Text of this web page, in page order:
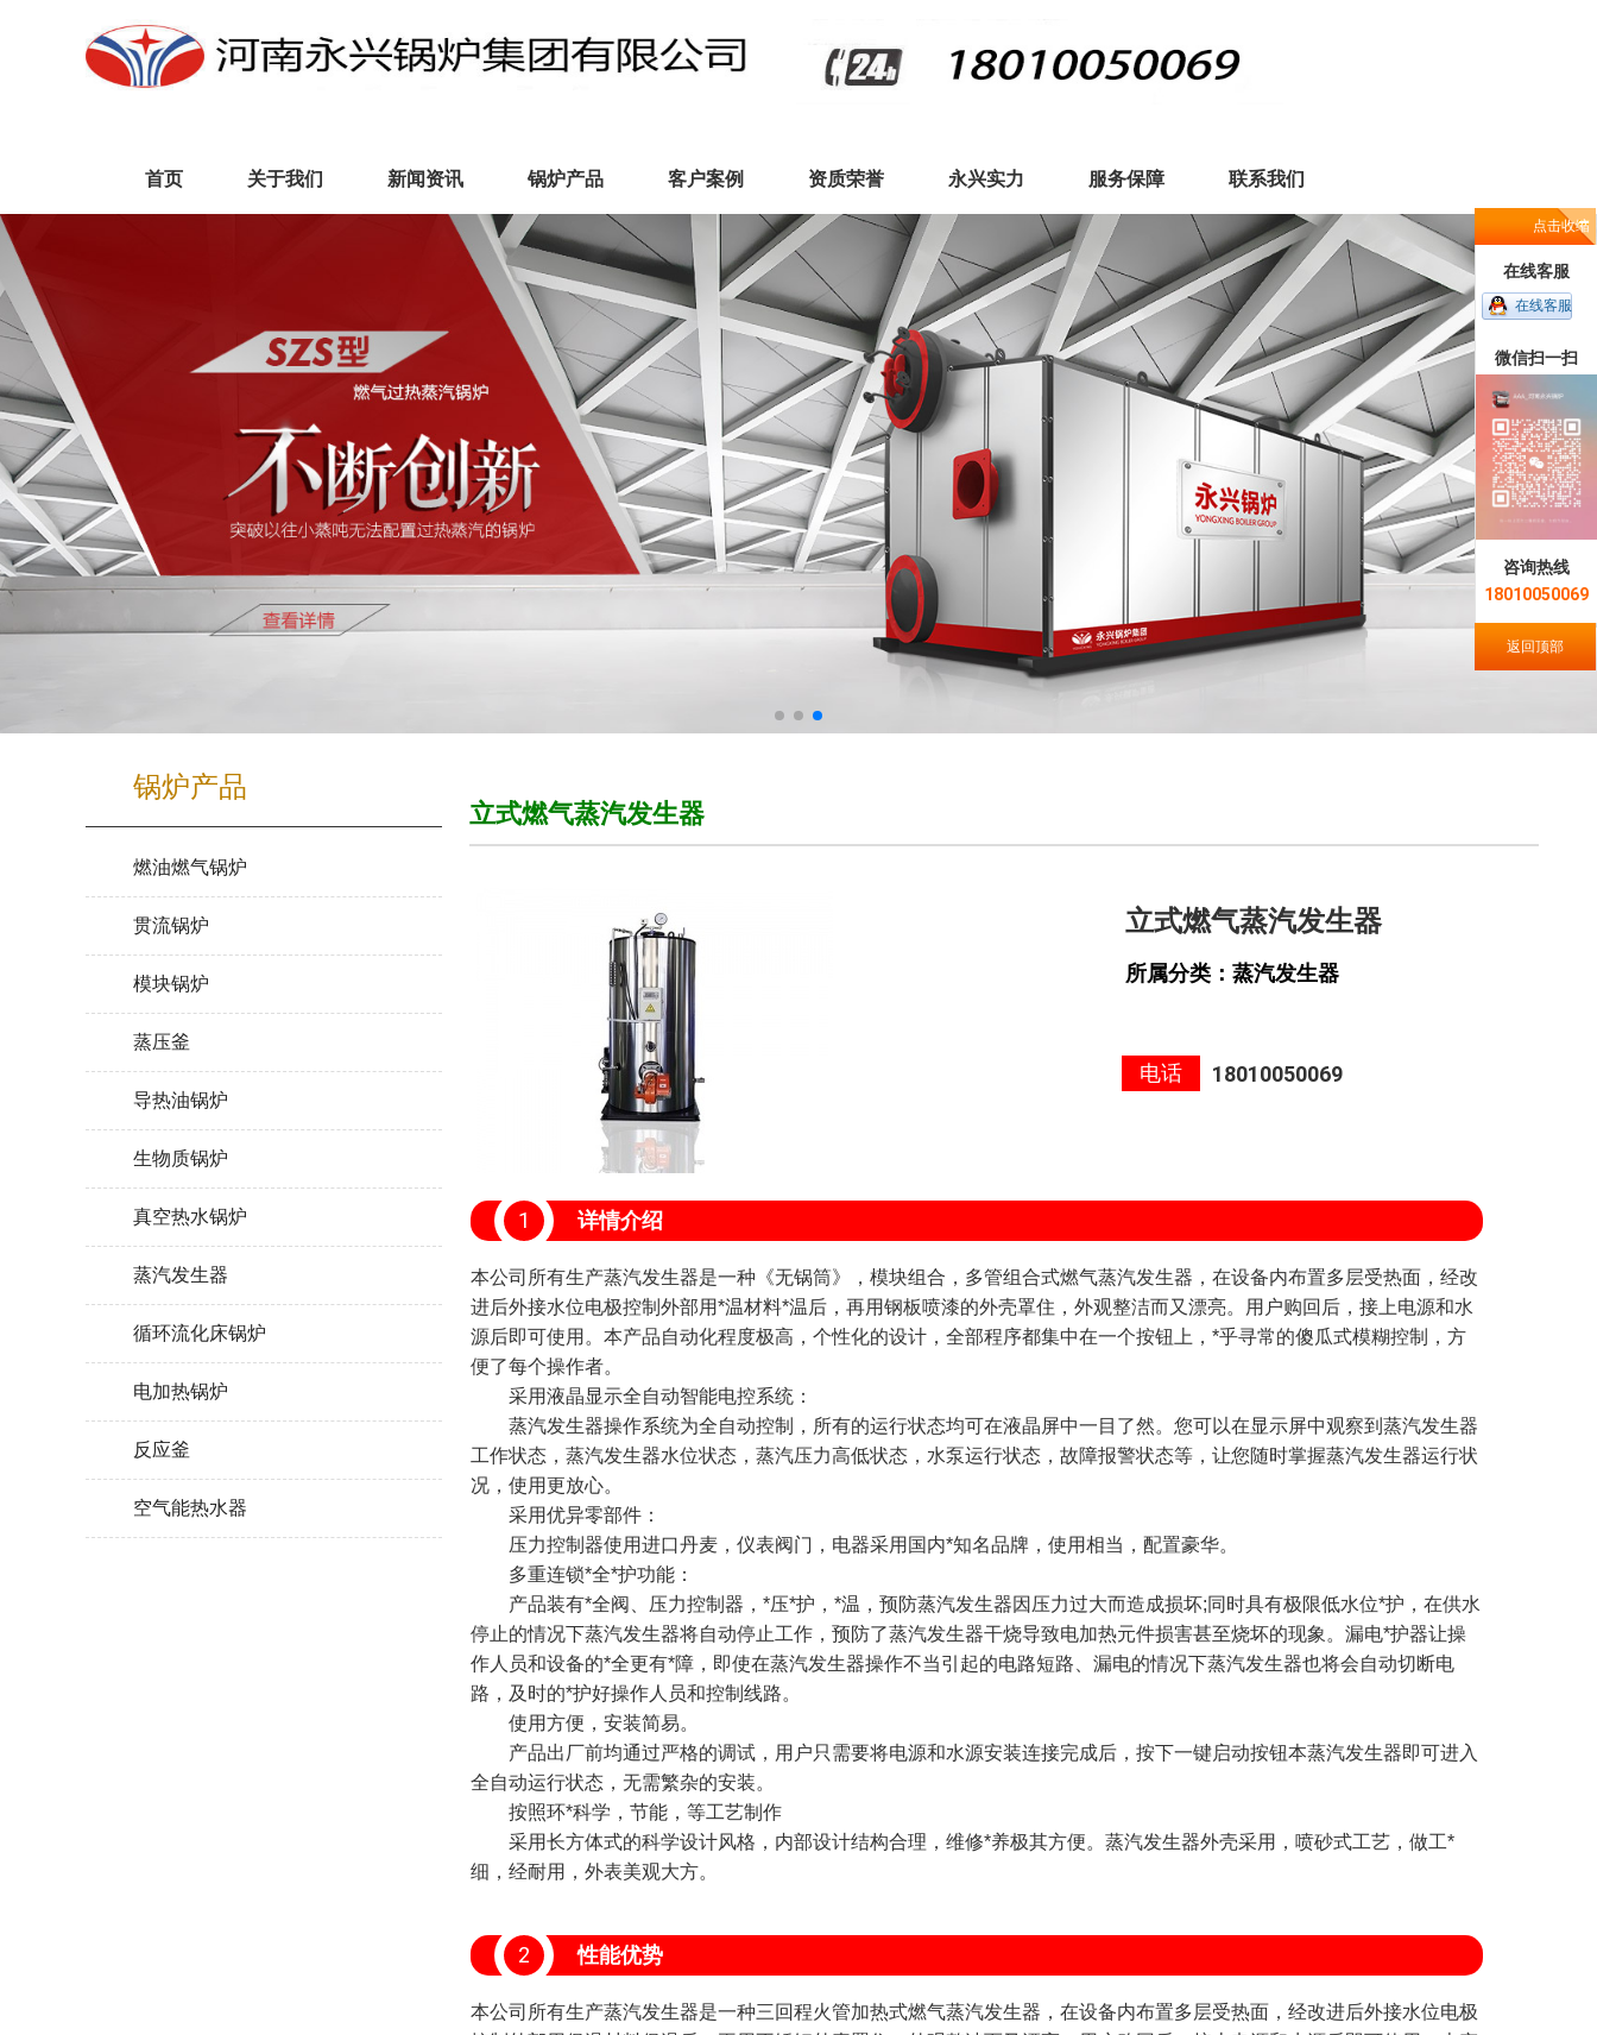
首页 关于我们 新闻资讯 锅炉产品 客户案例 资质荣誉 永兴实力 服务保障 联系我们
锅炉产品
燃油燃气锅炉
贯流锅炉
模块锅炉
蒸压釜
导热油锅炉
生物质锅炉
真空热水锅炉
蒸汽发生器
循环流化床锅炉
电加热锅炉
反应釜
空气能热水器
立式燃气蒸汽发生器
立式燃气蒸汽发生器
所属分类：蒸汽发生器
电话 18010050069
详情介绍
1
本公司所有生产蒸汽发生器是一种《无锅筒》，模块组合，多管组合式燃气蒸汽发生器，在设备内布置多层受热面，经改
进后外接水位电极控制外部用*温材料*温后，再用钢板喷漆的外壳罩住，外观整洁而又漂亮。用户购回后，接上电源和水
源后即可使用。本产品自动化程度极高，个性化的设计，全部程序都集中在一个按钮上，*乎寻常的傻瓜式模糊控制，方
便了每个操作者。
采用液晶显示全自动智能电控系统：
蒸汽发生器操作系统为全自动控制，所有的运行状态均可在液晶屏中一目了然。您可以在显示屏中观察到蒸汽发生器
工作状态，蒸汽发生器水位状态，蒸汽压力高低状态，水泵运行状态，故障报警状态等，让您随时掌握蒸汽发生器运行状
况，使用更放心。
采用优异零部件：
压力控制器使用进口丹麦，仪表阀门，电器采用国内*知名品牌，使用相当，配置豪华。
多重连锁*全*护功能：
产品装有*全阀、压力控制器，*压*护，*温，预防蒸汽发生器因压力过大而造成损坏;同时具有极限低水位*护，在供水
停止的情况下蒸汽发生器将自动停止工作，预防了蒸汽发生器干烧导致电加热元件损害甚至烧坏的现象。漏电*护器让操
作人员和设备的*全更有*障，即使在蒸汽发生器操作不当引起的电路短路、漏电的情况下蒸汽发生器也将会自动切断电
路，及时的*护好操作人员和控制线路。
使用方便，安装简易。
产品出厂前均通过严格的调试，用户只需要将电源和水源安装连接完成后，按下一键启动按钮本蒸汽发生器即可进入
全自动运行状态，无需繁杂的安装。
按照环*科学，节能，等工艺制作
采用长方体式的科学设计风格，内部设计结构合理，维修*养极其方便。蒸汽发生器外壳采用，喷砂式工艺，做工*
细，经耐用，外表美观大方。
性能优势
2
本公司所有生产蒸汽发生器是一种三回程火管加热式燃气蒸汽发生器，在设备内布置多层受热面，经改进后外接水位电极
点击收缩
在线客服
在线客服
微信扫一扫
咨询热线
18010050069
返回顶部